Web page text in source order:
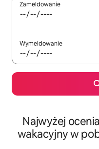
Zameldowanie
Wymeldowanie
Najwyżej
wakacyjny w